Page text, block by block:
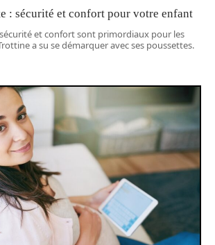
: sécurité et confort pour votre enfant
et confort sont primordiaux pour les
a su se démarquer avec ses poussettes.